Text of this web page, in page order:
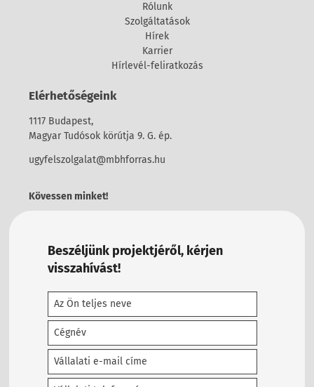
Rólunk
Szolgáltatások
Hírek
Karrier
Hírlevél-feliratkozás
Elérhetőségeink
1117 Budapest,
Magyar Tudósok körútja 9. G. ép.
ugyfelszolgalat@mbhforras.hu
Kövessen minket!
Beszéljünk projektjéről, kérjen
visszahívást!